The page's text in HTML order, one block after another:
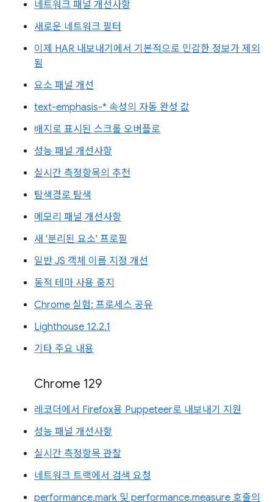
네트워크 패널 개선사항
새로운 네트워크 필터
이제 HAR 내보내기에서 기본적으로 민감한 정보가 제외
됨
요소 패널 개선
text-emphasis-* 속성의 자동 완성 값
배지로 표시된 스크롤 오버플로
성능 패널 개선사항
실시간 측정항목의 추천
탐색경로 탐색
메모리 패널 개선사항
새 '분리된 요소' 프로필
일반 JS 객체 이름 지정 개선
동적 테마 사용 중지
Chrome 실험: 프로세스 공유
Lighthouse 12.2.1
기타 주요 내용
Chrome 129
레코더에서 Firefox용 Puppeteer로 내보내기 지원
성능 패널 개선사항
실시간 측정항목 관찰
네트워크 트랙에서 검색 요청
performance.mark 및 performance.measure 호출의